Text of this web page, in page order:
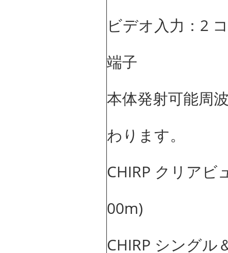
ビデオ入力：2
端子
本体発射可能周
わります。
CHIRP クリア
00m)
CHIRP シングル